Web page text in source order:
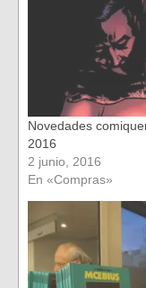
Novedades
2016
2 junio, 2016
En «Compras»